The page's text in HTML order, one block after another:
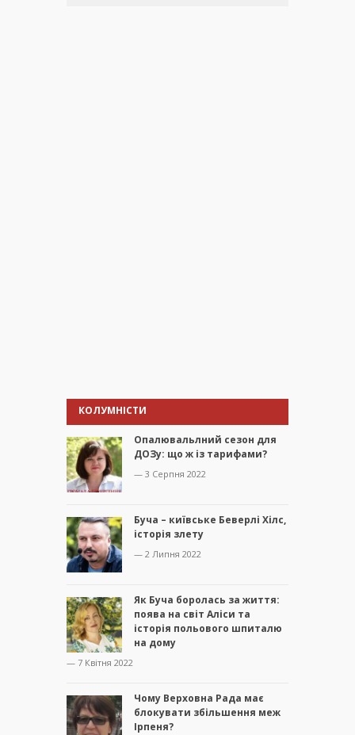
КОЛУМНІСТИ
Опалювальлний сезон для
ДОЗу: що ж із тарифами?
— 3 Серпня 2022
Буча – київське Беверлі Хілс,
історія злету
— 2 Липня 2022
Як Буча боролась за життя:
поява на світ Аліси та
історія польового шпиталю
на дому
— 7 Квітня 2022
Чому Верховна Рада має
блокувати збільшення меж
Ірпеня?